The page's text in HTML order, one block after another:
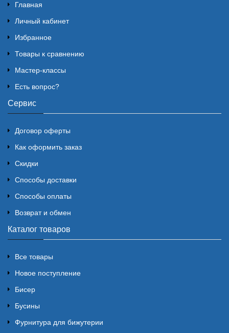
Главная
Личный кабинет
Избранное
Товары к сравнению
Мастер-классы
Есть вопрос?
Сервис
Договор оферты
Как оформить заказ
Скидки
Способы доставки
Способы оплаты
Возврат и обмен
Каталог товаров
Все товары
Новое поступление
Бисер
Бусины
Фурнитура для бижутерии